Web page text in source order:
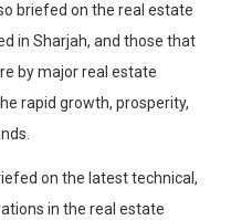
briefed on the real estate
in Sharjah, and those that
by major real estate
rapid growth, prosperity,
on the latest technical,
in the real estate